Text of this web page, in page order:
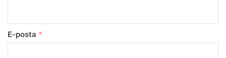
E-posta *